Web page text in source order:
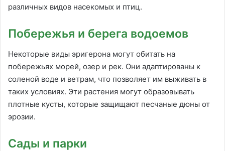
различных видов насекомых и птиц.
Побережья и берега водоемов
Некоторые виды эригерона могут обитать на
побережьях морей, озер и рек. Они адаптированы к
соленой воде и ветрам, что позволяет им выживать в
таких условиях. Эти растения могут образовывать
плотные кусты, которые защищают песчаные дюны от
эрозии.
Сады и парки